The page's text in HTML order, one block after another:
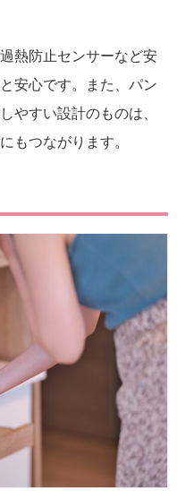
熱防止センサーなど安
安心です。また、パン
やすい設計のものは、
もつながります。